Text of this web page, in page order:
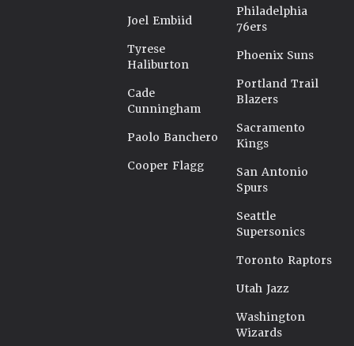
Joel Embiid
Tyrese
Haliburton
Cade
Cunningham
Paolo Banchero
Cooper Flagg
Philadelphia
76ers
Phoenix Suns
Portland Trail
Blazers
Sacramento
Kings
San Antonio
Spurs
Seattle
Supersonics
Toronto Raptors
Utah Jazz
Washington
Wizards